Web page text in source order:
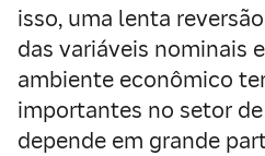
isso, uma lenta
das variáveis nominais
ambiente econômico
importantes no setor
depende em grande